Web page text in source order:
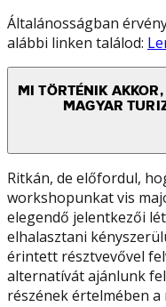
Általánosságban
alábbi linken találod:
MI TÖRTÉNIK
MAGYAR
Ritkán, de előfordul,
workshopunkat vis
elegendő jelentkezői
elhalasztani
érintett résztvevővel
alternatívát ajánlunk
részének értelmében